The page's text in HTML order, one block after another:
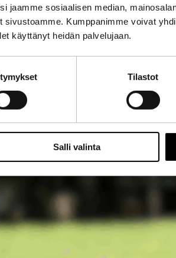
jaamme sosiaalisen median,
Kumppanimme voivat
käyttänyt heidän palvelujaan.
Tilastot
Salli valinta